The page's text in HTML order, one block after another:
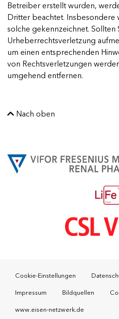
Betreiber erstellt wurden,
Dritter beachtet. Insbesondere
solche gekennzeichnet. Sollten
Urheberrechtsverletzung
um einen entsprechenden
von Rechtsverletzungen
umgehend entfernen.
Nach oben
Footer
Cookie-Einstellungen
Impressum Bildquellen
www.eisen‑netzwerk.de